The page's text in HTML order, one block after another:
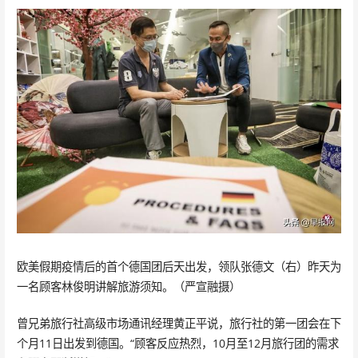
欧美假期疫情后的首个德国团后天出发，领队张德文（右）昨天为
一名顾客林俊明讲解旅游须知。（严宣融摄）
曾兄弟旅行社高级市场通讯经理黄正平说，旅行社的第一团会在下
个月11日出发到德国。“顾客反应热烈，10月至12月旅行团的需求